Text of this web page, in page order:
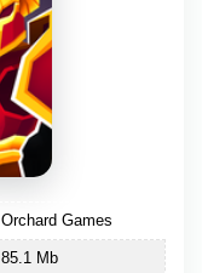
Orchard Games
85.1 Mb